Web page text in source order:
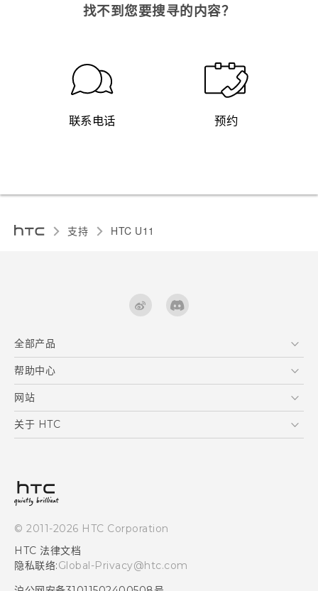
找不到您要搜寻的内容？
联系电话 预约
支持 HTC U11‎
全部产品
区块链智能手机
VIVE
帮助中心
在线客服
支援与服务
产品保固说明
网站
HTC Dev
关于 HTC
投资人
加入HTC
© 2011-2026 HTC Corporation
HTC 法律文档
隐私联络:Global-Privacy@htc.com